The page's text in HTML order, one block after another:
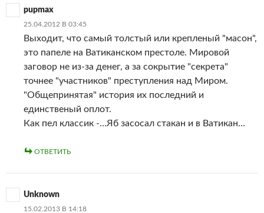
pupmax
25.04.2012 В 03:45
Выходит, что самый толстый или крепленый "масон",
это папеле на Ватиканском престоле. Мировой
заговор не из-за денег, а за сокрытие "секрета"
точнее "участников" преступления над Миром.
"Общепринятая" история их последний и
единственый оплот.
Как пел классик -…Яб засосал стакан и в Ватикан…
ОТВЕТИТЬ
Unknown
15.02.2013 В 14:18